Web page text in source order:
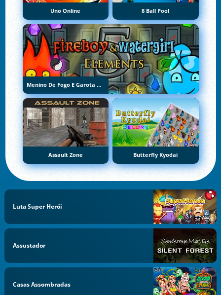
Uno Online 8 Ball Pool
Menino De Fogo E Garota De Água 5: Elementos
Assault Zone Butterfly Kyodai
Luta Super Herói
Assustador
Casas Assombradas